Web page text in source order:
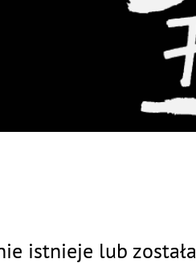
istnieje lub została